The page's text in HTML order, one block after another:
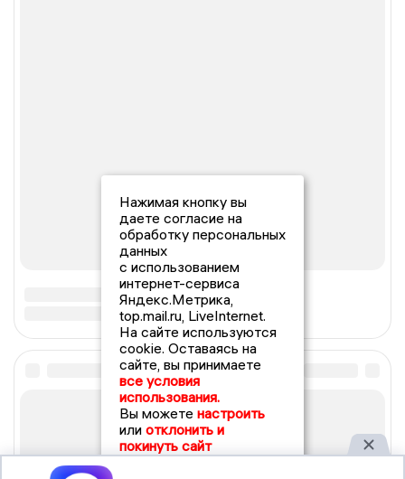
Нажимая кнопку вы
даете согласие на
обработку персональных
данных
с использованием
интернет-сервиса
Яндекс.Метрика,
top.mail.ru, LiveInternet.
На сайте используются
cookie. Оставаясь на
сайте, вы принимаете
все условия
использования.
Вы можете настроить
или отклонить и
покинуть сайт